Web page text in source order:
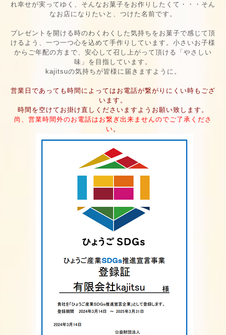
れ幸せが実ってゆく、そんなお菓子をお作りしたくて・・・ そん
なお店になりたいと、つけた名前です。
プレゼントを開ける時のわくわくした気持ちをお菓子で感じて頂
けるよう、一つ一つ心を込めて手作りしています。小さいお子様
からご年配の方まで、安心して召し上がって頂ける「やさしい
味」を目指しています。
kajitsuの気持ちが皆様に届きますように。
営業日であっても時間によってはお電話が繋がりにくい時もござ
います。
時間を空けてお掛け直しくださいますようお願い致します。
尚、営業時間外のお電話はお繋ぎ出来ませんのでご了承くださ
い。